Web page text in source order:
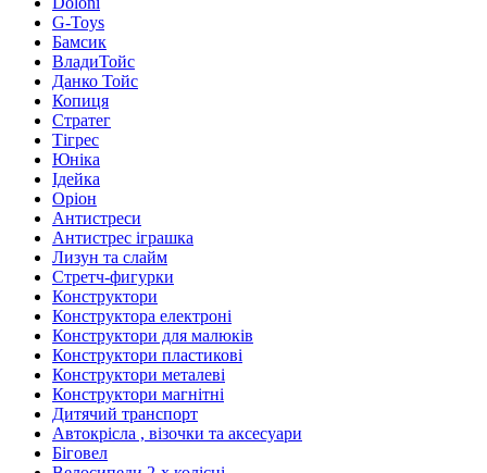
G-Toys
Бамсик
ВладиТойс
Данко Тойс
Копиця
Стратег
Тігрес
Юніка
Ідейка
Оріон
Антистреси
Антистрес іграшка
Лизун та слайм
Стретч-фигурки
Конструктори
Конструктора електроні
Конструктори для малюків
Конструктори пластикові
Конструктори металеві
Конструктори магнітні
Дитячий транспорт
Автокрісла , візочки та аксесуари
Біговел